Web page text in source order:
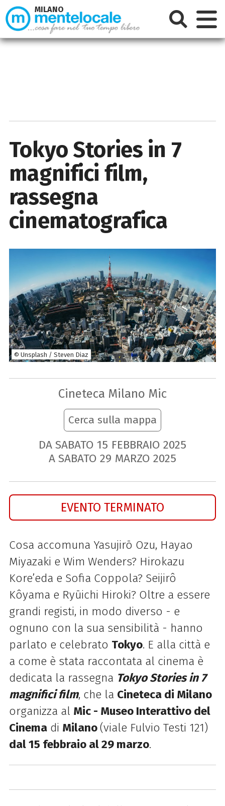
Tokyo Stories in 7
magnifici film,
rassegna
cinematografica
© Unsplash / Steven Diaz
Cineteca Milano Mic
Cerca sulla mappa
DA SABATO 15 FEBBRAIO 2025
A SABATO 29 MARZO 2025
EVENTO TERMINATO
Cosa accomuna Yasujirō Ozu, Hayao
Miyazaki e Wim Wenders? Hirokazu
Kore’eda e Sofia Coppola? Seijirô
Kôyama e Ryūichi Hiroki? Oltre a essere
grandi registi, in modo diverso - e
ognuno con la sua sensibilità - hanno
parlato e celebrato Tokyo. E alla città e
a come è stata raccontata al cinema è
dedicata la rassegna Tokyo Stories in 7
magnifici film, che la Cineteca di Milano
organizza al Mic - Museo Interattivo del
Cinemadi Milano(viale Fulvio Testi 121)
dal 15 febbraio al 29 marzo.
MILANO